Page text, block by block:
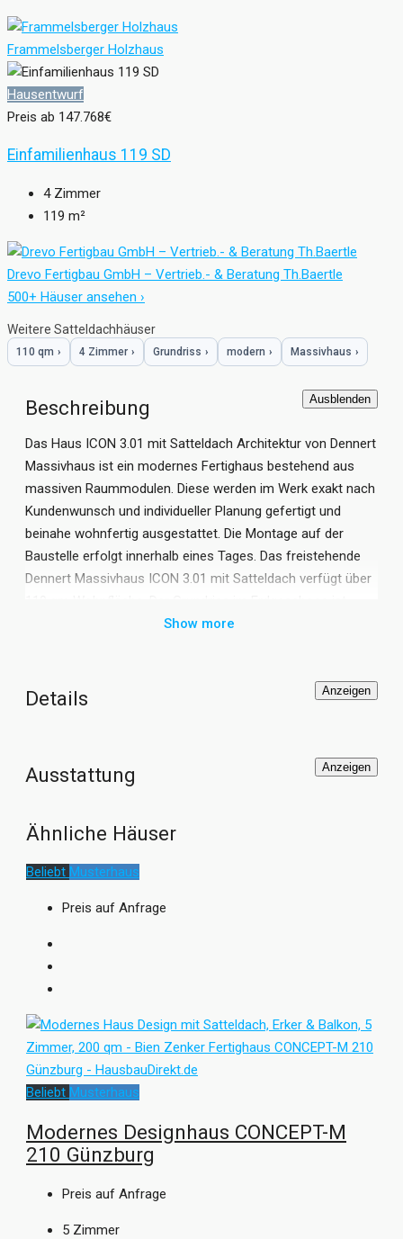
Frammelsberger Holzhaus
Hausentwurf
Preis ab 147.768€
Einfamilienhaus 119 SD
4 Zimmer
119 m²
Drevo Fertigbau GmbH – Vertrieb.- & Beratung Th.Baertle
500+ Häuser ansehen ›
Weitere Satteldachhäuser
110 qm › 4 Zimmer › Grundriss › modern › Massivhaus ›
Beschreibung Ausblenden
Das Haus ICON 3.01 mit Satteldach Architektur von Dennert
Massivhaus ist ein modernes Fertighaus bestehend aus
massiven Raummodulen. Diese werden im Werk exakt nach
Kundenwunsch und individueller Planung gefertigt und
beinahe wohnfertig ausgestattet. Die Montage auf der
Baustelle erfolgt innerhalb eines Tages. Das freistehende
Dennert Massivhaus ICON 3.01 mit Satteldach verfügt über
offen gestaltet mit moderner Wohnküche und gerader
freundliche und lichtdurchflutete Wohnlandschaft. Das
Show more
Details Anzeigen
Ausstattung Anzeigen
Ähnliche Häuser
Beliebt Musterhaus
Preis auf Anfrage
Beliebt Musterhaus
Modernes Designhaus CONCEPT-M
210 Günzburg
Preis auf Anfrage
5 Zimmer